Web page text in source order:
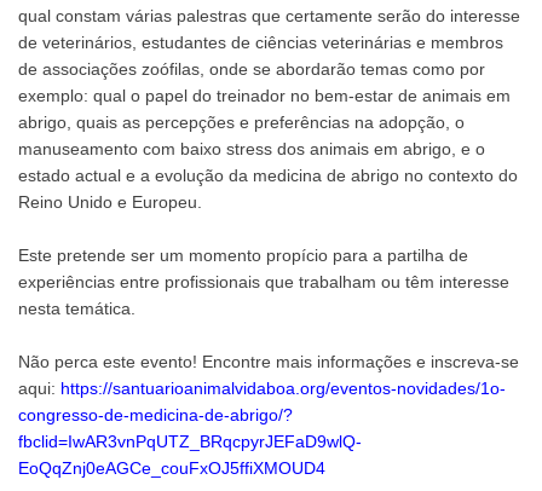
qual constam várias palestras que certamente serão do interesse
de veterinários, estudantes de ciências veterinárias e membros
de associações zoófilas, onde se abordarão temas como por
exemplo: qual o papel do treinador no bem-estar de animais em
abrigo, quais as percepções e preferências na adopção, o
manuseamento com baixo stress dos animais em abrigo, e o
estado actual e a evolução da medicina de abrigo no contexto do
Reino Unido e Europeu.
Este pretende ser um momento propício para a partilha de
experiências entre profissionais que trabalham ou têm interesse
nesta temática.
Não perca este evento! Encontre mais informações e inscreva-se
aqui: https://santuarioanimalvidaboa.org/eventos-novidades/1o-
congresso-de-medicina-de-abrigo/?
fbclid=IwAR3vnPqUTZ_BRqcpyrJEFaD9wlQ-
EoQqZnj0eAGCe_couFxOJ5ffiXMOUD4